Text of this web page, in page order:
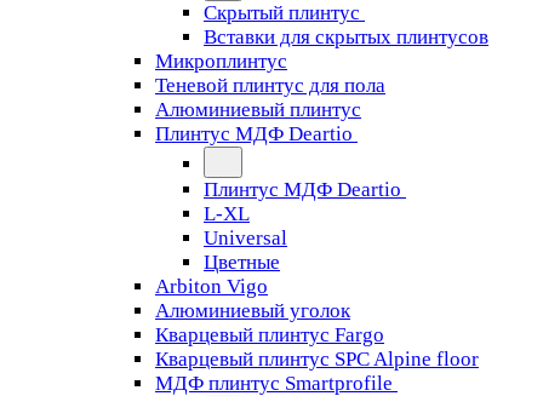
Скрытый плинтус
Вставки для скрытых плинтусов
Микроплинтус
Теневой плинтус для пола
Алюминиевый плинтус
Плинтус МДФ Deartio
Плинтус МДФ Deartio
L-XL
Universal
Цветные
Arbiton Vigo
Алюминиевый уголок
Кварцевый плинтус Fargo
Кварцевый плинтус SPC Alpine floor
МДФ плинтус Smartprofile